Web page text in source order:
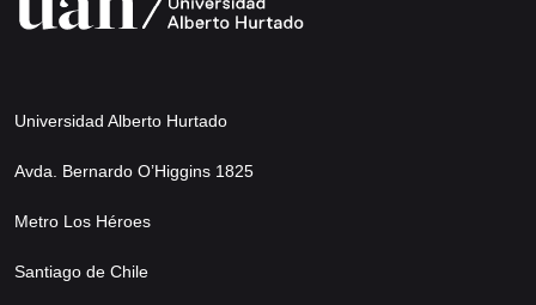
Universidad Alberto Hurtado
Avda. Bernardo O’Higgins 1825
Metro Los Héroes
Santiago de Chile